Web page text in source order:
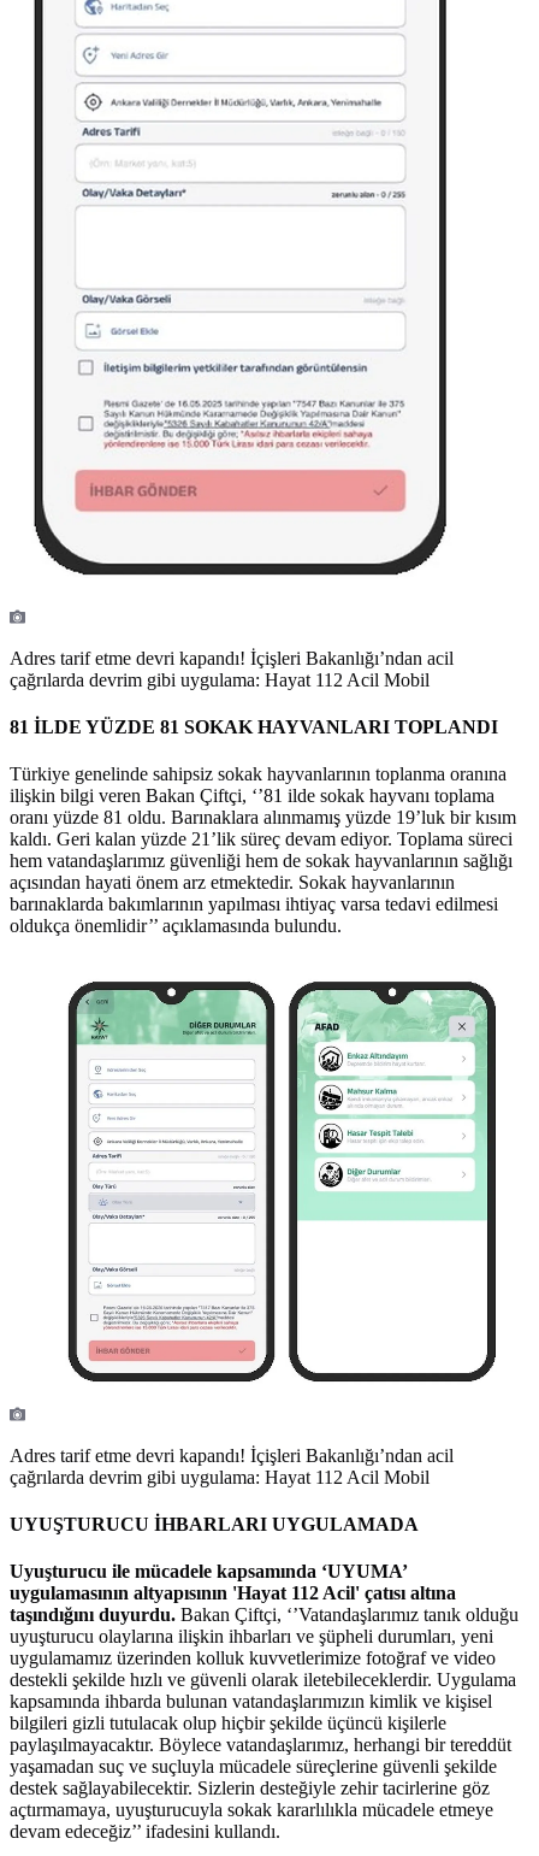
Adres tarif etme devri kapandı! İçişleri Bakanlığı’ndan acil
çağrılarda devrim gibi uygulama: Hayat 112 Acil Mobil
81 İLDE YÜZDE 81 SOKAK HAYVANLARI TOPLANDI
Türkiye genelinde sahipsiz sokak hayvanlarının toplanma oranına
ilişkin bilgi veren Bakan Çiftçi, ‘’81 ilde sokak hayvanı toplama
oranı yüzde 81 oldu. Barınaklara alınmamış yüzde 19’luk bir kısım
kaldı. Geri kalan yüzde 21’lik süreç devam ediyor. Toplama süreci
hem vatandaşlarımız güvenliği hem de sokak hayvanlarının sağlığı
açısından hayati önem arz etmektedir. Sokak hayvanlarının
barınaklarda bakımlarının yapılması ihtiyaç varsa tedavi edilmesi
oldukça önemlidir’’ açıklamasında bulundu.
Adres tarif etme devri kapandı! İçişleri Bakanlığı’ndan acil
çağrılarda devrim gibi uygulama: Hayat 112 Acil Mobil
UYUŞTURUCU İHBARLARI UYGULAMADA
Uyuşturucu ile mücadele kapsamında ‘UYUMA’
uygulamasının altyapısının 'Hayat 112 Acil' çatısı altına
taşındığını duyurdu. Bakan Çiftçi, ‘’Vatandaşlarımız tanık olduğu
uyuşturucu olaylarına ilişkin ihbarları ve şüpheli durumları, yeni
uygulamamız üzerinden kolluk kuvvetlerimize fotoğraf ve video
destekli şekilde hızlı ve güvenli olarak iletebileceklerdir. Uygulama
kapsamında ihbarda bulunan vatandaşlarımızın kimlik ve kişisel
bilgileri gizli tutulacak olup hiçbir şekilde üçüncü kişilerle
paylaşılmayacaktır. Böylece vatandaşlarımız, herhangi bir tereddüt
yaşamadan suç ve suçluyla mücadele süreçlerine güvenli şekilde
destek sağlayabilecektir. Sizlerin desteğiyle zehir tacirlerine göz
açtırmamaya, uyuşturucuyla sokak kararlılıkla mücadele etmeye
devam edeceğiz’’ ifadesini kullandı.